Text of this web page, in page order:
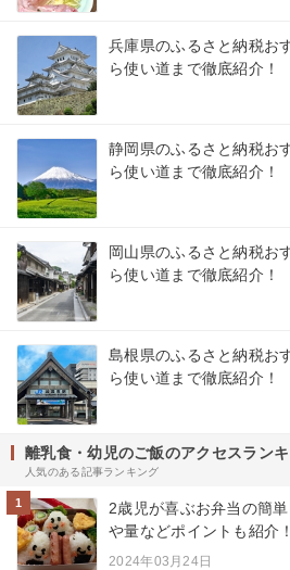
兵庫県のふるさと納税お
ら使い道まで徹底紹介！
静岡県のふるさと納税お
ら使い道まで徹底紹介！
岡山県のふるさと納税お
ら使い道まで徹底紹介！
島根県のふるさと納税お
ら使い道まで徹底紹介！
離乳食・幼児のご飯のアクセスラン
人気のある記事ランキング
1
2歳児が喜ぶお弁当の簡
や量などポイントも紹介！
2024年03月24日